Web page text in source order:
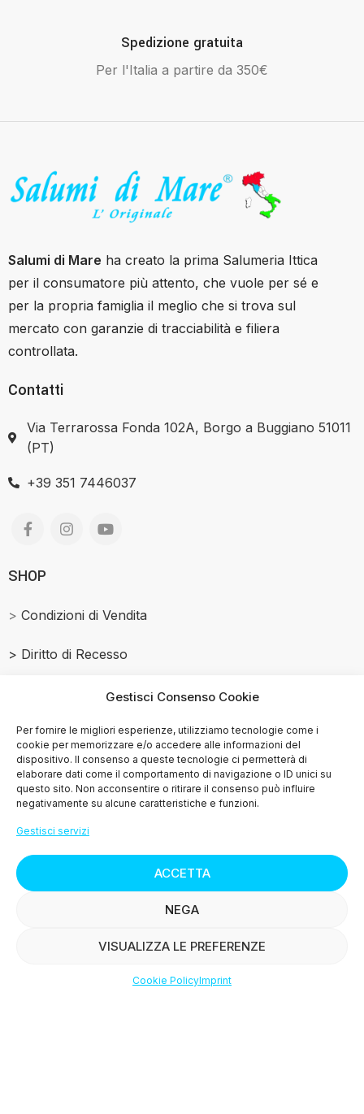
Gestisci Consenso Cookie
Per fornire le migliori esperienze, utilizziamo tecnologie come i
cookie per memorizzare e/o accedere alle informazioni del
dispositivo. Il consenso a queste tecnologie ci permetterà di
elaborare dati come il comportamento di navigazione o ID unici su
questo sito. Non acconsentire o ritirare il consenso può influire
negativamente su alcune caratteristiche e funzioni.
Gestisci servizi
ACCETTA
NEGA
VISUALIZZA LE PREFERENZE
Cookie PolicyImprint
Spedizione gratuita
Per l'Italia a partire da 350€
Salumi di Mare ha creato la prima Salumeria Ittica
per il consumatore più attento, che vuole per sé e
per la propria famiglia il meglio che si trova sul
mercato con garanzie di tracciabilità e filiera
controllata.
Contatti
Via Terrarossa Fonda 102A, Borgo a Buggiano 51011
(PT)
+39 351 7446037
SHOP
> Condizioni di Vendita
> Diritto di Recesso
Salmone Affumicato
> Privacy Policy
> Cookie Policy (UE)
MENU
> I nostri prodotti
Filters Wishlist